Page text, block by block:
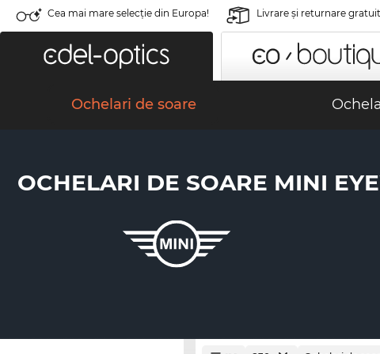
Cea mai mare selecție din Europa! Livrare şi returnare
Ochelari de soare
OCHELARI DE SOARE MINI